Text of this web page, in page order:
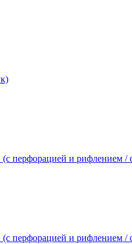
перфорацией и рифлением /
перфорацией и рифлением /